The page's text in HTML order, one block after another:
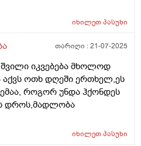
დაუნიშნა პეპ აცე, პეპ
ვაჭამე,
უარეს უშვრება. და ბოლოს
გაზები ისევ აწუხებს
ფრისო მულტიოს 2 თვიდან.
როგორია??? . ორი კვირაა
პედიატრმა დაუნიშნა
იხილეთპასუხი
თარიღი :21-07-2025
იკვებება მხოლოდ
აქვს ოთხ დღეში ერთხელ,ეს
როგორ უნდა ჰქონდეს
დროს,მადლობა
იხილეთპასუხი